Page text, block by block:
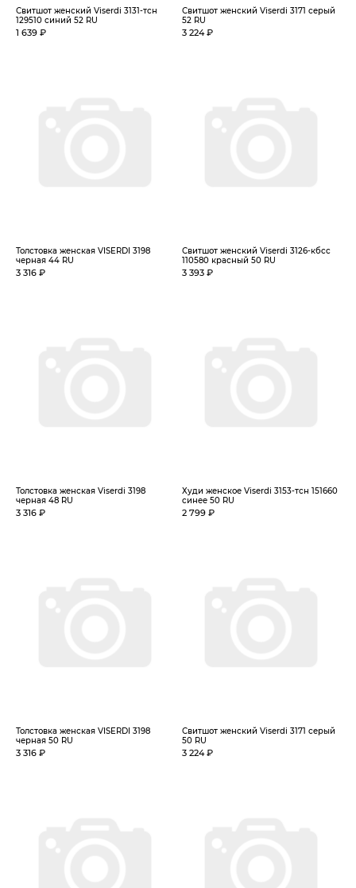
Свитшот женский Viserdi 3131-тсн
129510 синий 52 RU
1 639 ₽
Свитшот женский Viserdi 3171 серый
52 RU
3 224 ₽
Толстовка женская VISERDI 3198
черная 44 RU
3 316 ₽
Свитшот женский Viserdi 3126-кбсс
110580 красный 50 RU
3 393 ₽
Толстовка женская Viserdi 3198
черная 48 RU
3 316 ₽
Худи женское Viserdi 3153-тсн 151660
синее 50 RU
2 799 ₽
Толстовка женская VISERDI 3198
черная 50 RU
3 316 ₽
Свитшот женский Viserdi 3171 серый
50 RU
3 224 ₽